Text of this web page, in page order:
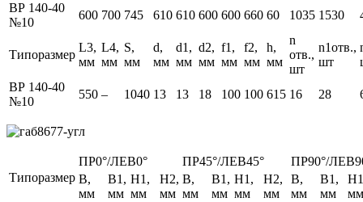
ВР 140-40
№10
600 700 745 610 610 600 600 660 60 1035 1530
Типоразмер
L3,
мм
L4,
мм
S,
мм
d,
мм
d1,
мм
d2,
мм
f1,
мм
f2,
мм
h,
мм
n
отв.,
шт
n1отв.,
шт
ВР 140-40
№10
550 – 1040 13 13 18 100 100 615 16 28
Типоразмер
ПР0°/ЛЕВ0° ПР45°/ЛЕВ45°
ПР90°/
B,
мм
B1,
мм
H1,
мм
H2,
мм
B,
мм
B1,
мм
H1,
мм
H2,
мм
B,
мм
B1,
мм
мм